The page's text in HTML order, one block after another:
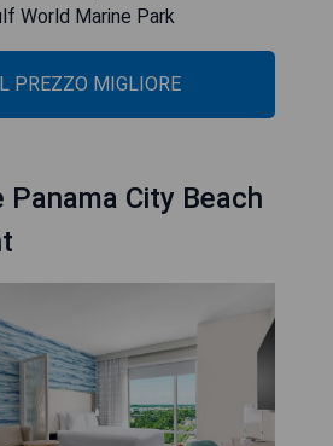
World Marine Park
PREZZO MIGLIORE
City Beach